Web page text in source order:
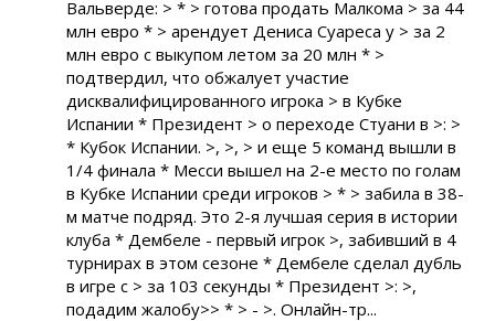
Вальверде: > * > готова продать Малкома > за 44
млн евро * > арендует Дениса Суареса у > за 2
млн евро с выкупом летом за 20 млн * >
подтвердил, что обжалует участие
дисквалифицированного игрока > в Кубке
Испании * Президент > о переходе Стуани в >: >
* Кубок Испании. >, >, > и еще 5 команд вышли в
1/4 финала * Месси вышел на 2-е место по голам
в Кубке Испании среди игроков > * > забила в 38-
м матче подряд. Это 2-я лучшая серия в истории
клуба * Дембеле - первый игрок >, забивший в 4
турнирах в этом сезоне * Дембеле сделал дубль
в игре с > за 103 секунды * Президент >: >,
подадим жалобу>> * > - >. Онлайн-тр...